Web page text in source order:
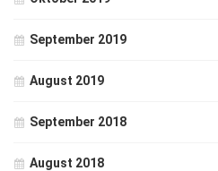
September 2019
August 2019
September 2018
August 2018